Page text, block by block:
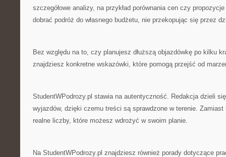
szczegółowe analizy, na przykład porównania cen czy
dobrać podróż do własnego budżetu, nie przekopując się przez
Bez względu na to, czy planujesz dłuższą objazdówkę po kilku
znajdziesz konkretne wskazówki, które pomogą przejść od
StudentWPodrozy.pl stawia na autentyczność. Redakcja dzieli
wyjazdów, dzięki czemu treści są sprawdzone w terenie.
realne liczby, które możesz wdrożyć w swoim planie.
Na StudentWPodrozy.pl znajdziesz również porady dotyczące